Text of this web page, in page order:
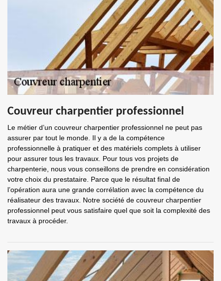
Couvreur charpentier professionnel
Le métier d’un couvreur charpentier professionnel ne peut pas
assurer par tout le monde. Il y a de la compétence
professionnelle à pratiquer et des matériels complets à utiliser
pour assurer tous les travaux. Pour tous vos projets de
charpenterie, nous vous conseillons de prendre en considération
votre choix du prestataire. Parce que le résultat final de
l’opération aura une grande corrélation avec la compétence du
réalisateur des travaux. Notre société de couvreur charpentier
professionnel peut vous satisfaire quel que soit la complexité des
travaux à procéder.